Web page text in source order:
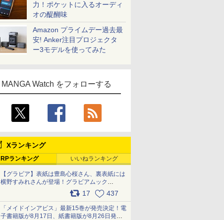
力！ポケットに入るオーディ
オの醍醐味
Amazon プライムデー過去最
安! Anker注目プロジェクタ
ー3モデルを使ってみた
MANGA Watch をフォローする
Xランキング
RPランキング いいねランキング
【グラビア】表紙は豊島心桜さん、裏表紙には
横野すみれさんが登場！グラビアムック
「PARADE」2026夏号が本日発売
17 437
「メイドインアビス」最新15巻が発売決定！電
子書籍版が8月17日、紙書籍版が8月26日発